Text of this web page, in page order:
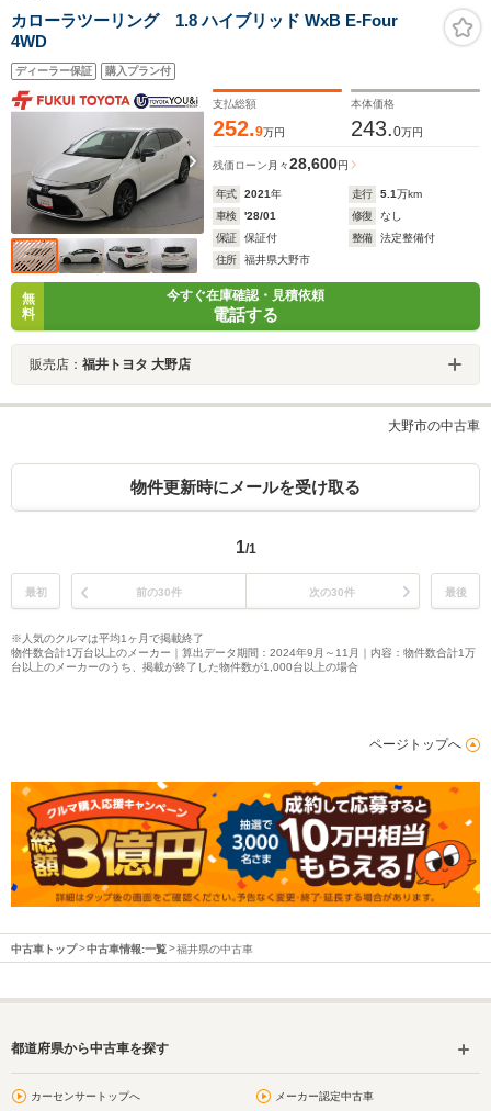
カローラツーリング 1.8 ハイブリッド WxB E-Four
4WD
ディーラー保証 購入プラン付
支払総額
252.9万円
本体価格
243.0万円
残価ローン 月々28,600円
年式 2021年 走行 5.1万km
車検
'28/01 修復
なし
保証
保証付 整備
法定整備付
住所
福井県大野市
無
料
今すぐ在庫確認・見積依頼
電話する
販売店： 福井トヨタ 大野店
大野市の中古車
物件更新時にメールを受け取る
1/1
最初 前の30件 次の30件 最後
※人気のクルマは平均1ヶ月で掲載終了
物件数合計1万台以上のメーカー｜算出データ期間：2024年9月～11月｜内容：物件数合計1万
台以上のメーカーのうち、掲載が終了した物件数が1,000台以上の場合
ページトップへ
中古車トップ 中古車情報:一覧 福井県の中古車
都道府県から中古車を探す
カーセンサートップへ メーカー認定中古車